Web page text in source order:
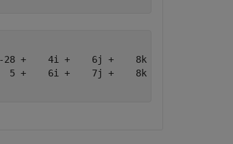
+    4i +    6j +    8k
5 +    6i +    7j +    8k